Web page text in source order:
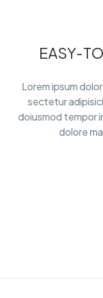
EASY-
Lorem ipsum
sectetur
doiusmod tempor
dolore